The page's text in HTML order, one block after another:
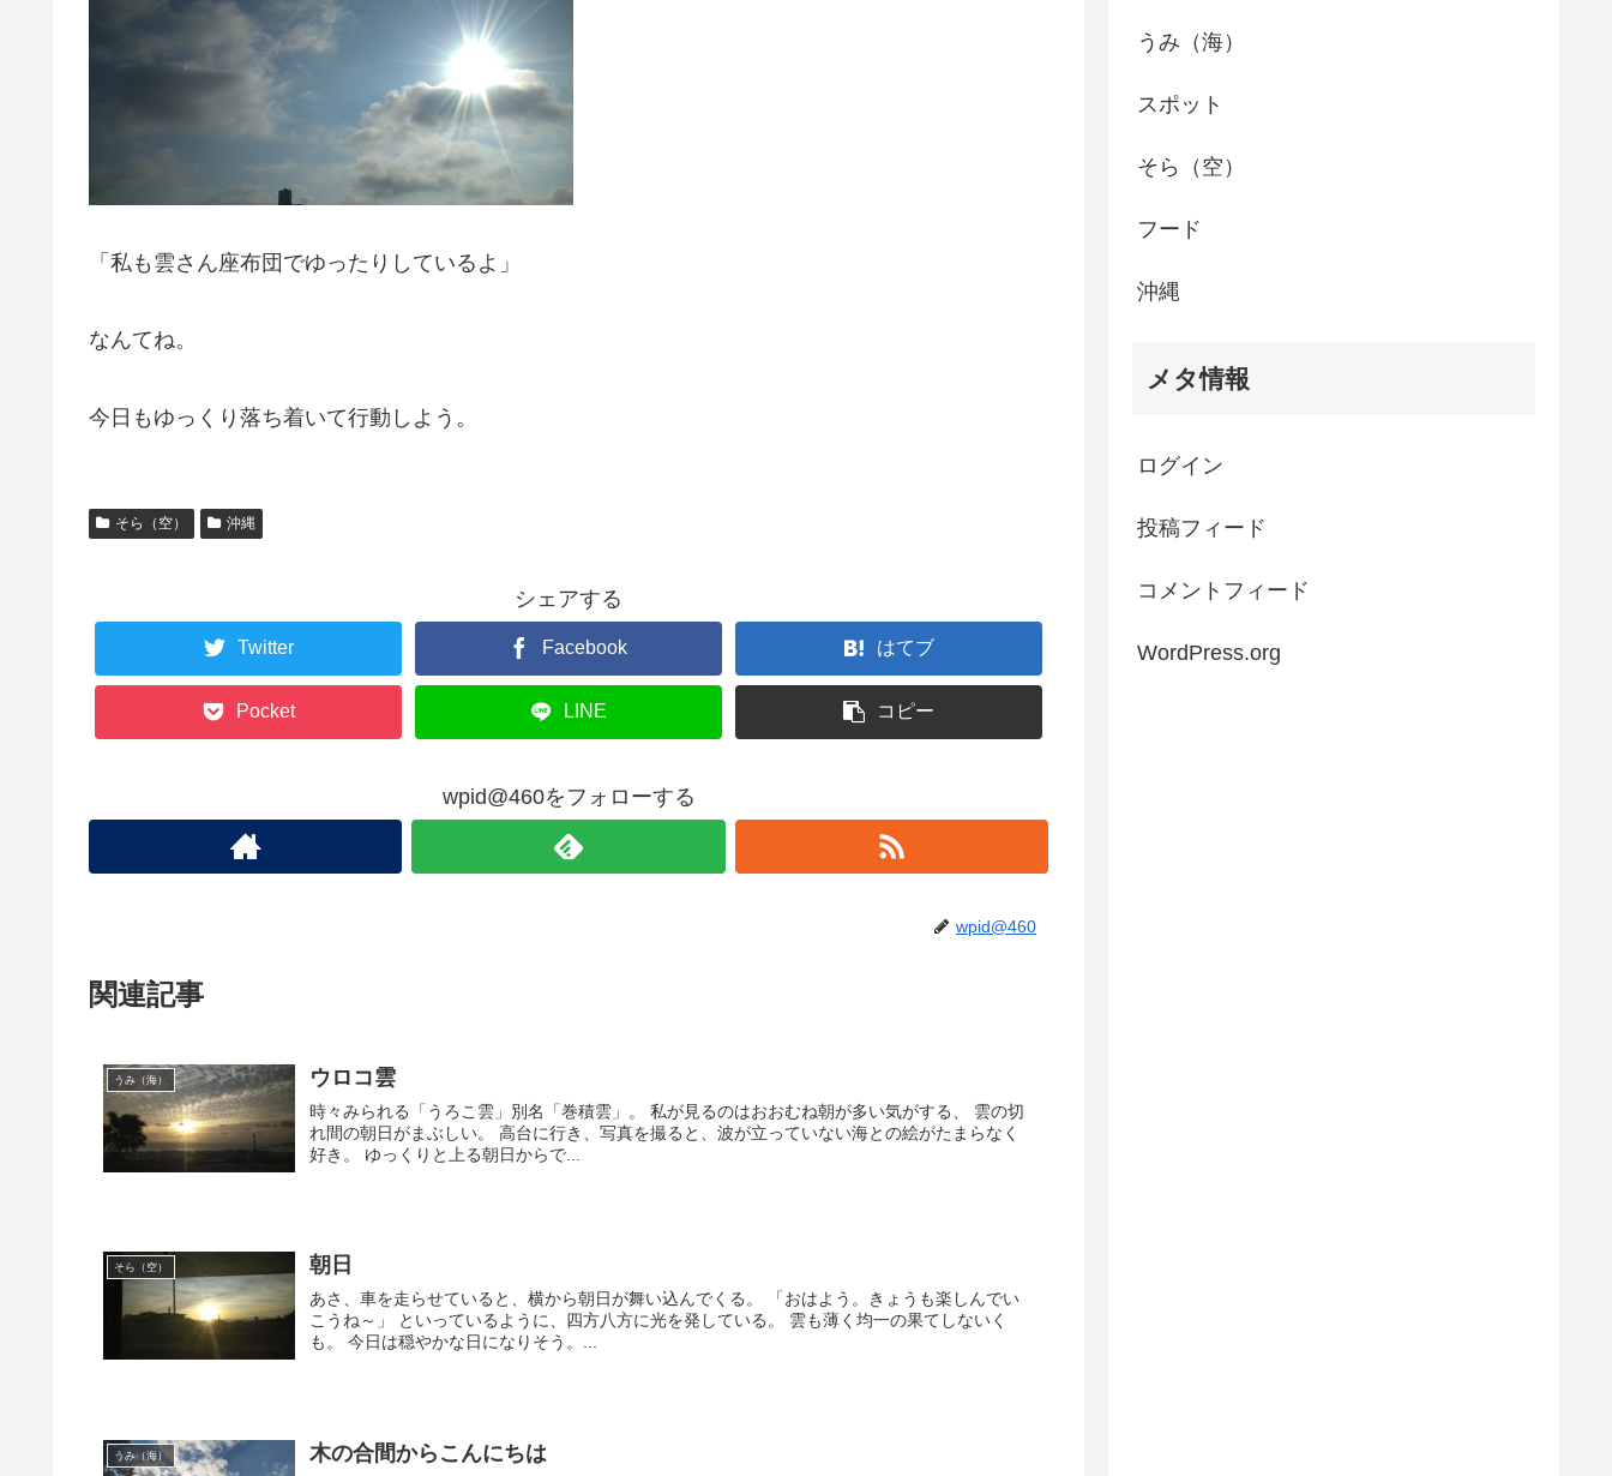
「私も雲さん座布団でゆったりしているよ」
なんてね。
今日もゆっくり落ち着いて行動しよう。
そら（空） 沖縄
シェアする
Twitter Facebook はてブ
Pocket LINE コピー
wpid@460をフォローする
wpid@460
関連記事
うみ（海） ウロコ雲
時々みられる「うろこ雲」別名「巻積雲」。 私が見るのはおおむね朝が多い気がする、 雲の切
れ間の朝日がまぶしい。 高台に行き、写真を撮ると、波が立っていない海との絵がたまらなく
好き。 ゆっくりと上る朝日からで...
そら（空） 朝日
あさ、車を走らせていると、横から朝日が舞い込んでくる。 「おはよう。きょうも楽しんでい
こうね～」 といっているように、四方八方に光を発している。 雲も薄く均一の果てしないく
も。 今日は穏やかな日になりそう。...
うみ（海） 木の合間からこんにちは
うみ（海）
スポット
そら（空）
フード
沖縄
メタ情報
ログイン
投稿フィード
コメントフィード
WordPress.org